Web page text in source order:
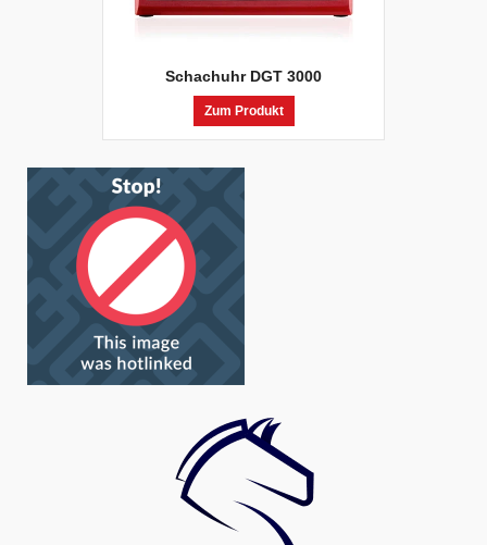
Schachuhr DGT 3000
Zum Produkt